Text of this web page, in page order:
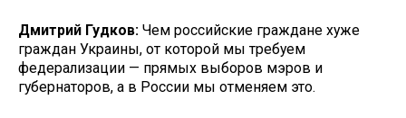
Дмитрий Гудков: Чем российские граждане хуже
граждан Украины, от которой мы требуем
федерализации — прямых выборов мэров и
губернаторов, а в России мы отменяем это.